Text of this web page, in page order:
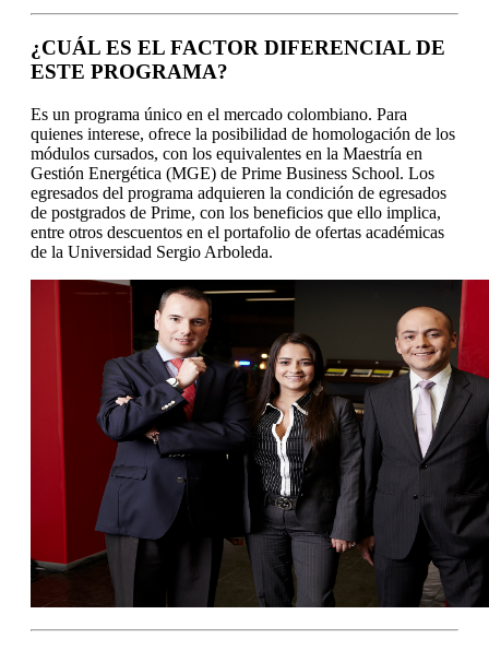
¿CUÁL ES EL FACTOR DIFERENCIAL DE
ESTE PROGRAMA?
Es un programa único en el mercado colombiano. Para
quienes interese, ofrece la posibilidad de homologación de los
módulos cursados, con los equivalentes en la Maestría en
Gestión Energética (MGE) de Prime Business School. Los
egresados del programa adquieren la condición de egresados
de postgrados de Prime, con los beneficios que ello implica,
entre otros descuentos en el portafolio de ofertas académicas
de la Universidad Sergio Arboleda.